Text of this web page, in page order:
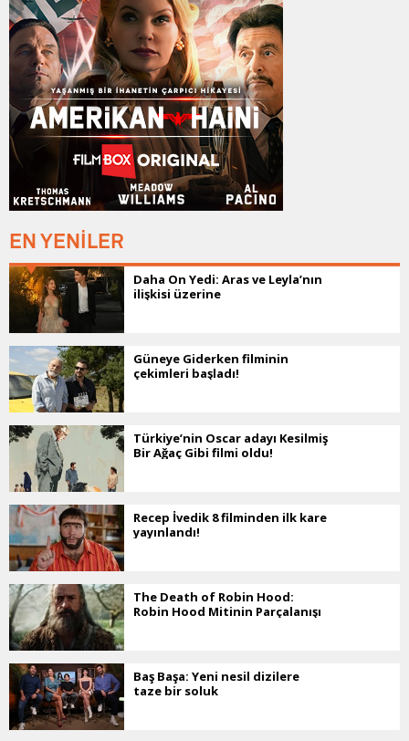
EN YENİLER
Daha On Yedi: Aras ve Leyla’nın
ilişkisi üzerine
Güneye Giderken filminin
çekimleri başladı!
Türkiye’nin Oscar adayı Kesilmiş
Bir Ağaç Gibi filmi oldu!
Recep İvedik 8 filminden ilk kare
yayınlandı!
The Death of Robin Hood:
Robin Hood Mitinin Parçalanışı
Baş Başa: Yeni nesil dizilere
taze bir soluk